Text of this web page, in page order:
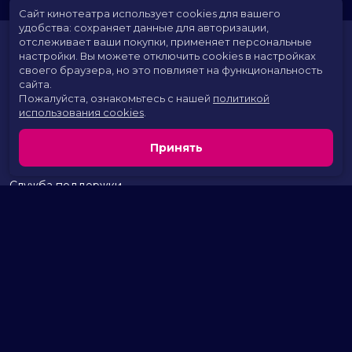
Расписание
Скоро в кино
Территория развлечений
Новости и акции
Служба поддержки
Сайт кинотеатра использует cookies для вашего
удобства: сохраняет данные для авторизации,
отслеживает ваши покупки, применяет персональные
настройки. Вы можете отключить cookies в настройках
своего браузера, но это повлияет на функциональность
сайта.
Пожалуйста, ознакомьтесь с нашей политикой
использования cookies
Принять